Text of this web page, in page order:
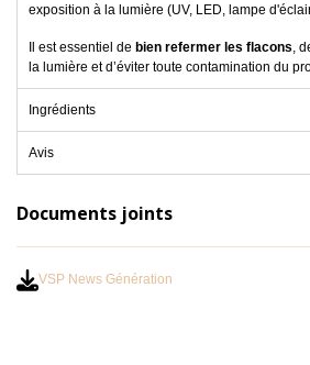
exposition à la lumière (UV, LED, lampe
Il est essentiel de bien refermer les flacons,
la lumière et d’éviter toute contamination du
Ingrédients
Avis
Documents joints
VSP News Génération